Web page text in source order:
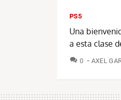
PS5
Una
a esta clase
0 AXEL